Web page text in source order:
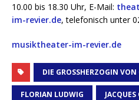
10.00 bis 18.30 Uhr, E-Mail:
im-revier.de, telefonisch unter
musiktheater-im-revier.de
DIE GROSSHERZOGIN VON
FLORIAN LUDWIG